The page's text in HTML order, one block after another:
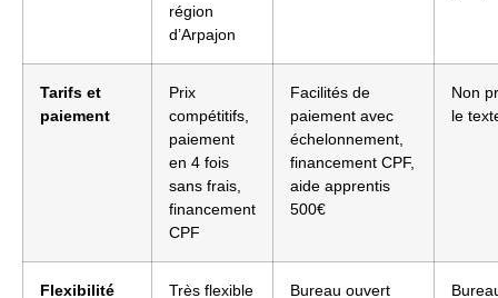
région
d’Arpajon
Tarifs et
paiement
Prix
compétitifs,
paiement
en 4 fois
sans frais,
financement
CPF
Facilités de
paiement avec
échelonnement,
financement CPF,
aide apprentis
500€
Non
le
Flexibilité
Très flexible
Bureau ouvert